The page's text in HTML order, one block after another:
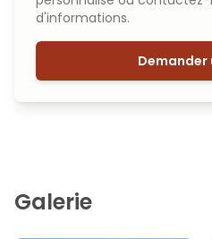
d'informations.
Demander
Galerie